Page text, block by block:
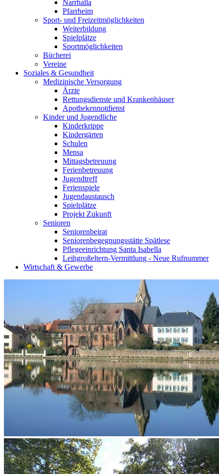
Narrhalla
Pfarrheim
Sport- und Freizeitmöglichkeiten
Weiterbildung
Spielplätze
Sportmöglichkeiten
Bücherei
Vereine
Soziales & Gesundheit
Medizinische Versorgung
Ärzte
Rettungsdienste und Krankenhäuser
Apothekennotdienst
Kinder und Jugendliche
Kinderkrippe
Kindergärten
Schulen
Mensa
Mittagsbetreuung
Ferienbetreuung
Jugendtreff
Ferienspiele
Jugendaustausch
Spielplätze
Projekt Zukunft
Senioren
Seniorenbeirat
Seniorenbegegnungsstätte Spätlese
Pflegeeinrichtung Santa Isabella
Leihgroßeltern-Vermittlung - Neue Rufnummer
Wirtschaft & Gewerbe